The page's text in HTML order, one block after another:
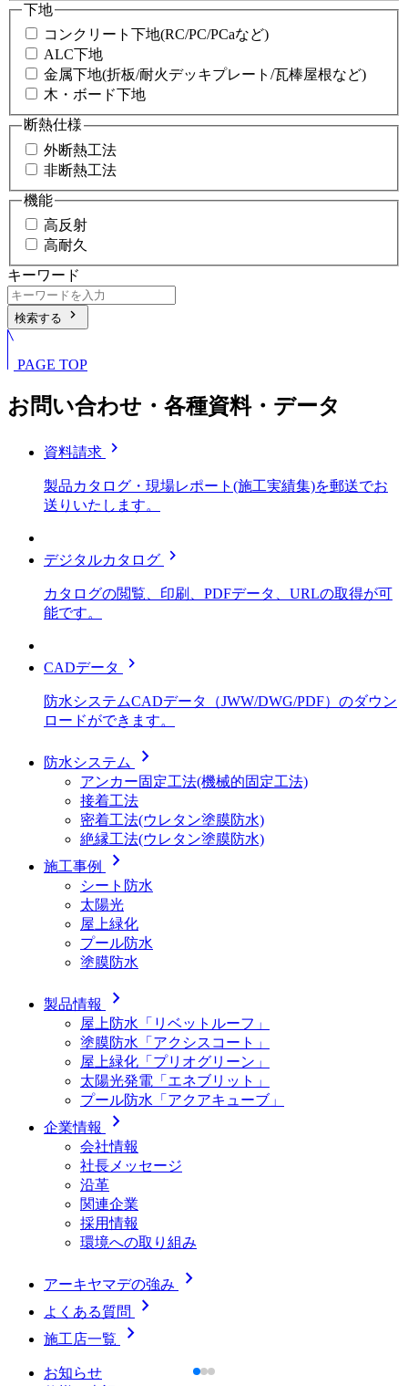
下地
コンクリート下地(RC/PC/PCaなど)
ALC下地
金属下地(折板/耐火デッキプレート/瓦棒屋根など)
木・ボード下地
断熱仕様
外断熱工法
非断熱工法
機能
高反射
高耐久
キーワード
検索する chevron_right
PAGE TOP
お問い合わせ・各種資料・データ
資料請求 chevron_right
製品カタログ・現場レポート(施工実績集)を郵送でお
送りいたします。
デジタルカタログ chevron_right
カタログの閲覧、印刷、PDFデータ、URLの取得が可
能です。
CADデータ chevron_right
防水システムCADデータ（JWW/DWG/PDF）のダウン
ロードができます。
防水システム chevron_right
アンカー固定工法(機械的固定工法)
接着工法
密着工法(ウレタン塗膜防水)
絶縁工法(ウレタン塗膜防水)
施工事例
chevron_right
シート防水
太陽光
屋上緑化
プール防水
塗膜防水
製品情報 chevron_right
屋上防水「リベットルーフ」
塗膜防水「アクシスコート」
屋上緑化「プリオグリーン」
太陽光発電「エネブリット」
プール防水「アクアキューブ」
企業情報
chevron_right
会社情報
社長メッセージ
沿革
関連企業
採用情報
環境への取り組み
アーキヤマデの強み chevron_right
よくある質問 chevron_right
施工店一覧 chevron_right
お知らせ